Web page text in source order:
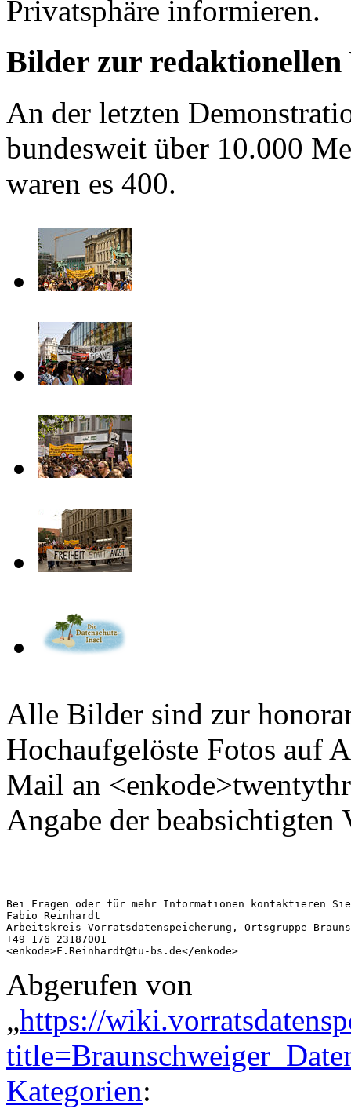
Privatsphäre informieren.
Bilder zur redaktionellen
An der letzten
bundesweit über 10.000
waren es 400.
Alle Bilder sind zur
Hochaufgelöste Fotos auf
Mail an
Angabe der beabsichtigten
Bei Fragen oder für mehr Informationen kontaktieren
Fabio Reinhardt
Arbeitskreis Vorratsdatenspeicherung, Ortsgruppe
+49 176 23187001
Abgerufen von
„https://
Kategorien: